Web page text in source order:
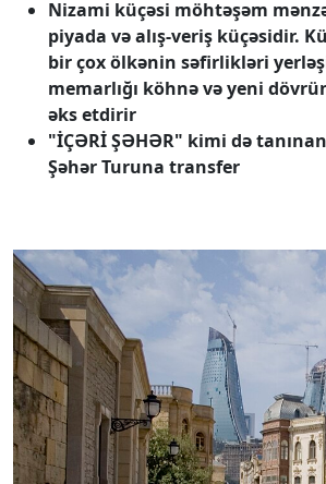
Nizami küçəsi möhtəşəm
piyada və alış-veriş küçəsidir.
bir çox ölkənin səfirlikləri
memarlığı köhnə və yeni
əks etdirir
"İÇƏRİ ŞƏHƏR" kimi də
Şəhər Turuna transfer